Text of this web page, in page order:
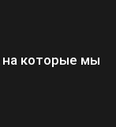
которые мы